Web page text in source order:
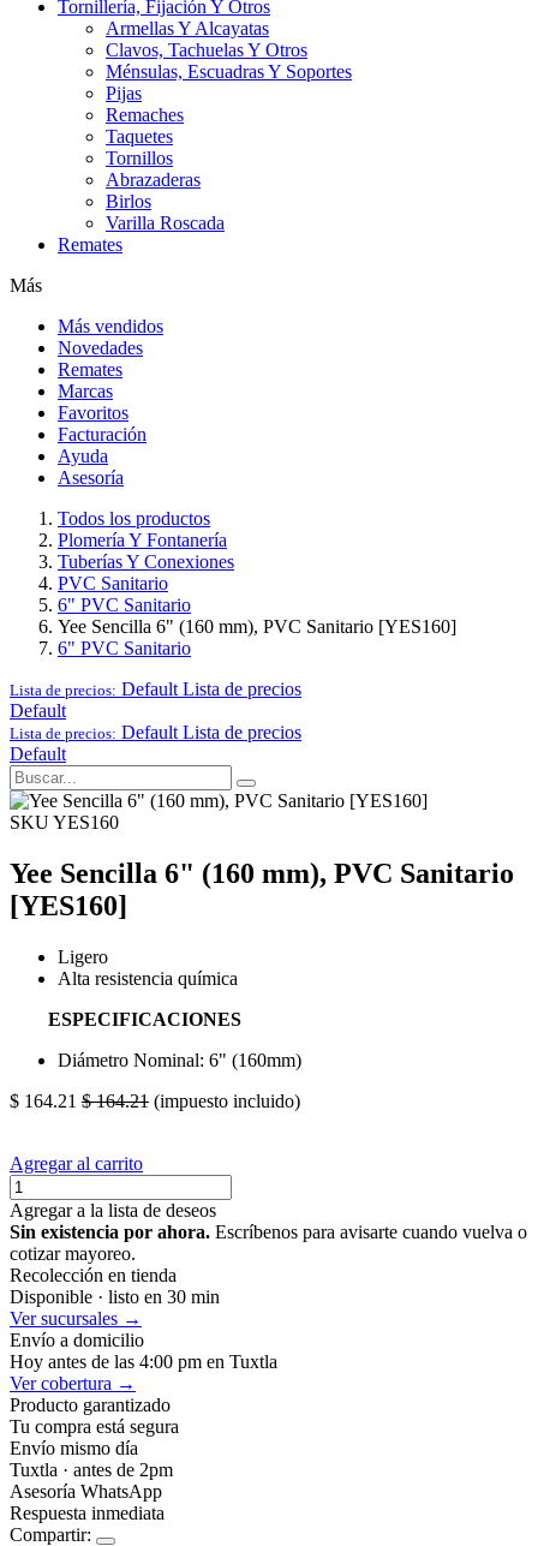
Tornillería, Fijación Y Otros
Armellas Y Alcayatas
Clavos, Tachuelas Y Otros
Ménsulas, Escuadras Y Soportes
Pijas
Remaches
Taquetes
Tornillos
Abrazaderas
Birlos
Varilla Roscada
Remates
Más
Más vendidos
Novedades
Remates
Marcas
Favoritos
Facturación
Ayuda
Asesoría
Todos los productos
Plomería Y Fontanería
Tuberías Y Conexiones
PVC Sanitario
6" PVC Sanitario
Yee Sencilla 6" (160 mm), PVC Sanitario [YES160]
6" PVC Sanitario
Lista de precios: Default Lista de precios
Default
Lista de precios: Default Lista de precios
Default
SKU YES160
Yee Sencilla 6" (160 mm), PVC Sanitario
[YES160]
Ligero
Alta resistencia química
ESPECIFICACIONES
Diámetro Nominal: 6" (160mm)
$ 164.21 $164.21 (impuesto incluido)
Agregar al carrito
Agregar a la lista de deseos
Sin existencia por ahora. Escríbenos para avisarte cuando vuelva o
cotizar mayoreo.
Recolección en tienda
Disponible · listo en 30 min
Ver sucursales →
Envío a domicilio
Hoy antes de las 4:00 pm en Tuxtla
Ver cobertura →
Producto garantizado
Tu compra está segura
Envío mismo día
Tuxtla · antes de 2pm
Asesoría WhatsApp
Respuesta inmediata
Compartir: